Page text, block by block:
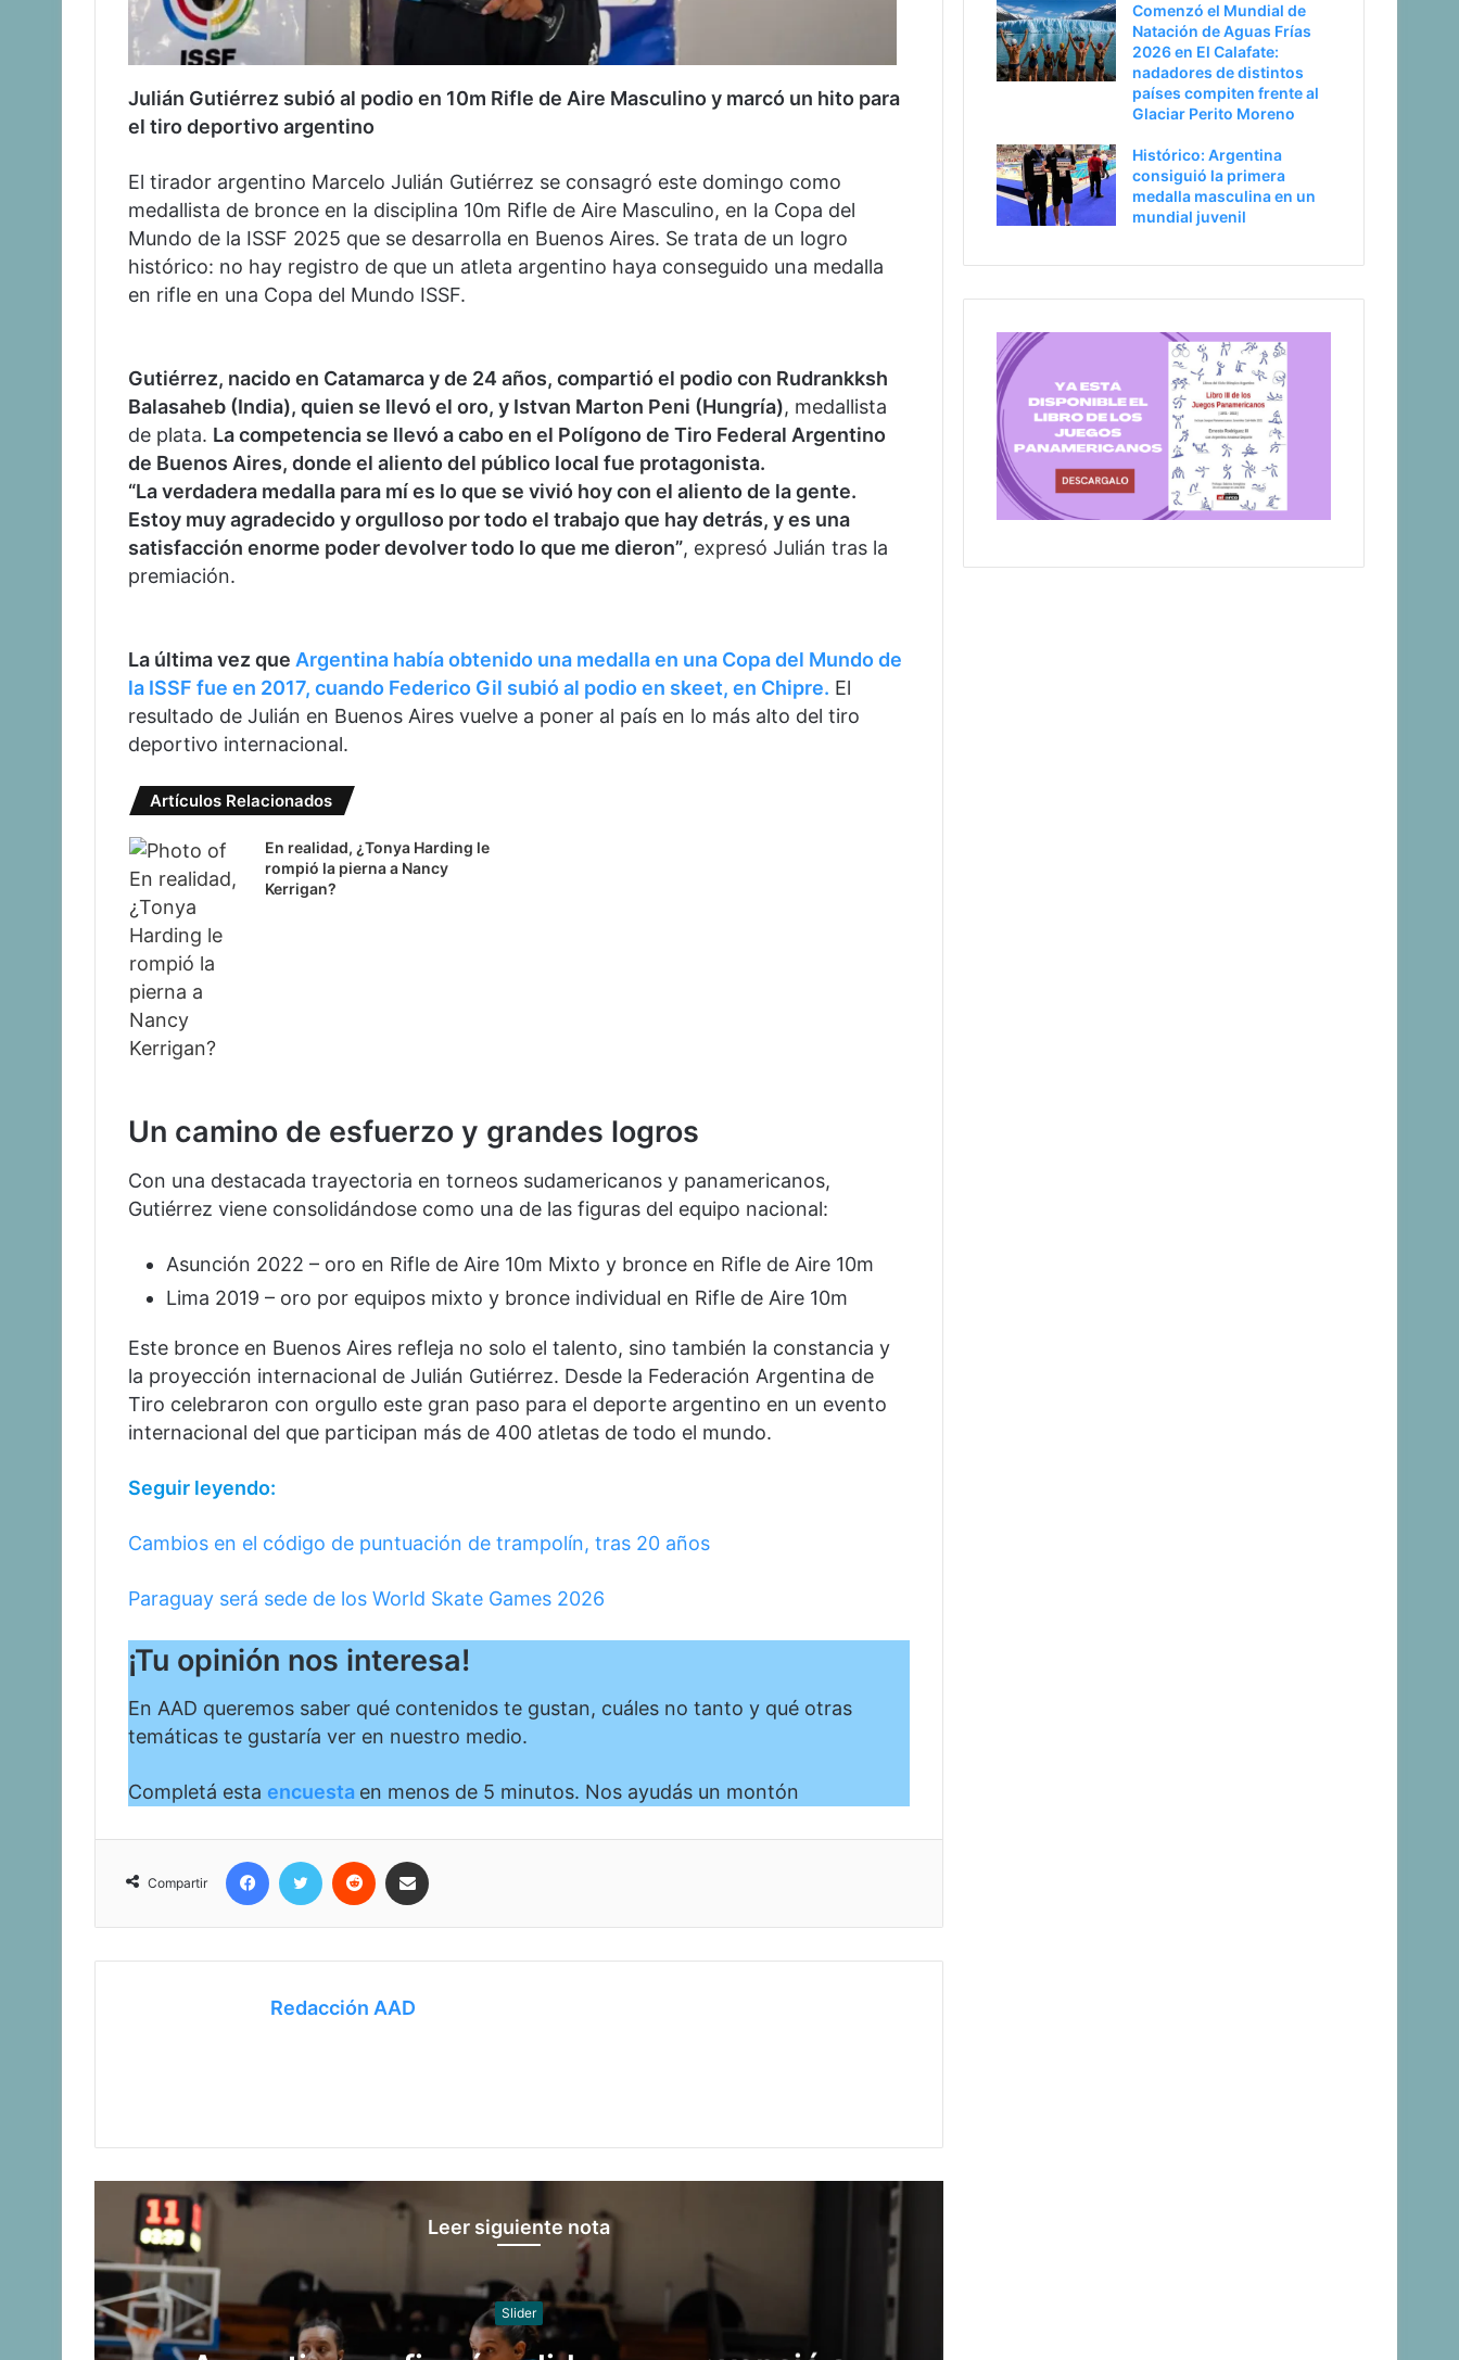
Julián Gutiérrez subió al podio en 10m Rifle de Aire Masculino y marcó un hito para
el tiro deportivo argentino
El tirador argentino Marcelo Julián Gutiérrez se consagró este domingo como
medallista de bronce en la disciplina 10m Rifle de Aire Masculino, en la Copa del
Mundo de la ISSF 2025 que se desarrolla en Buenos Aires. Se trata de un logro
histórico: no hay registro de que un atleta argentino haya conseguido una medalla
en rifle en una Copa del Mundo ISSF.
Gutiérrez, nacido en Catamarca y de 24 años, compartió el podio con Rudrankksh
Balasaheb (India), quien se llevó el oro, y Istvan Marton Peni (Hungría), medallista
de plata. La competencia se llevó a cabo en el Polígono de Tiro Federal Argentino
de Buenos Aires, donde el aliento del público local fue protagonista.
“La verdadera medalla para mí es lo que se vivió hoy con el aliento de la gente.
Estoy muy agradecido y orgulloso por todo el trabajo que hay detrás, y es una
satisfacción enorme poder devolver todo lo que me dieron”, expresó Julián tras la
premiación.
La última vez que Argentina había obtenido una medalla en una Copa del Mundo de
la ISSF fue en 2017, cuando Federico Gil subió al podio en skeet, en Chipre. El
resultado de Julián en Buenos Aires vuelve a poner al país en lo más alto del tiro
deportivo internacional.
Artículos Relacionados
En realidad, ¿Tonya Harding le
rompió la pierna a Nancy
Kerrigan?
Un camino de esfuerzo y grandes logros
Con una destacada trayectoria en torneos sudamericanos y panamericanos,
Gutiérrez viene consolidándose como una de las figuras del equipo nacional:
Asunción 2022 – oro en Rifle de Aire 10m Mixto y bronce en Rifle de Aire 10m
Lima 2019 – oro por equipos mixto y bronce individual en Rifle de Aire 10m
Este bronce en Buenos Aires refleja no solo el talento, sino también la constancia y
la proyección internacional de Julián Gutiérrez. Desde la Federación Argentina de
Tiro celebraron con orgullo este gran paso para el deporte argentino en un evento
internacional del que participan más de 400 atletas de todo el mundo.
Seguir leyendo:
Cambios en el código de puntuación de trampolín, tras 20 años
Paraguay será sede de los World Skate Games 2026
¡Tu opinión nos interesa!
En AAD queremos saber qué contenidos te gustan, cuáles no tanto y qué otras
temáticas te gustaría ver en nuestro medio.
Completá esta encuesta en menos de 5 minutos. Nos ayudás un montón
Compartir
Facebook
Twitter Reddit
Redacción AAD
Leer siguiente nota
Slider
Comenzó el Mundial de
Natación de Aguas Frías
2026 en El Calafate:
nadadores de distintos
países compiten frente al
Glaciar Perito Moreno
Histórico: Argentina
consiguió la primera
medalla masculina en un
mundial juvenil